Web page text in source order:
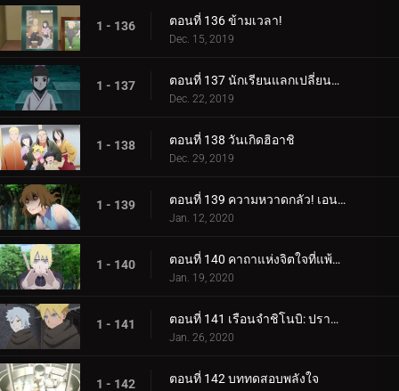
1 - 136 ตอนที่ 136 ข้ามเวลา!
Dec. 15, 2019
1 - 137 ตอนที่ 137 นักเรียนแลกเปลี่ยนซามูไร
Dec. 22, 2019
1 - 138 ตอนที่ 138 วันเกิดฮิอาชิ
Dec. 29, 2019
1 - 139 ตอนที่ 139 ความหวาดกลัว! เอนโกะ โอนิคุมะ!
Jan. 12, 2020
1 - 140 ตอนที่ 140 คาถาแห่งจิตใจที่แพ้มันฝรั่งทอด
Jan. 19, 2020
1 - 141 ตอนที่ 141 เรือนจำชิโนบิ: ปราสาทโฮซึกิ
Jan. 26, 2020
1 - 142 ตอนที่ 142 บททดสอบพลังใจ